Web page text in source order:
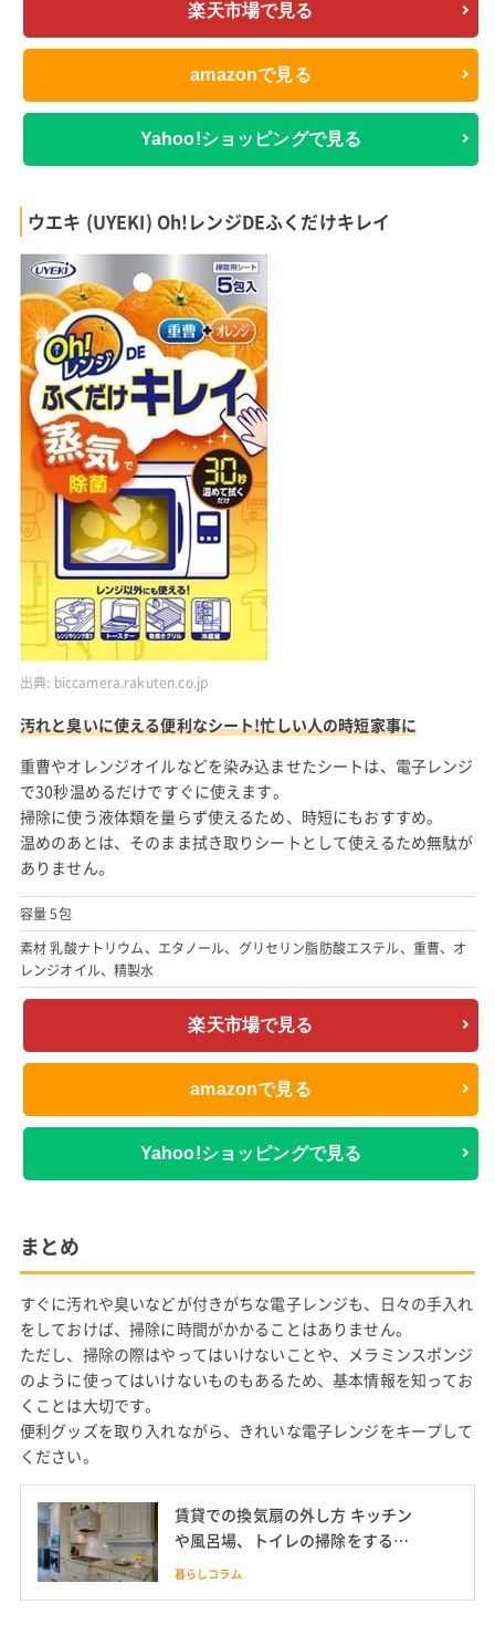
楽天市場で見る
amazonで見る
Yahoo!ショッピングで見る
ウエキ (UYEKI) Oh!レンジDEふくだけキレイ
出典: biccamera.rakuten.co.jp
汚れと臭いに使える便利なシート!忙しい人の時短家事に
重曹やオレンジオイルなどを染み込ませたシートは、電子レンジ
で30秒温めるだけですぐに使えます。
掃除に使う液体類を量らず使えるため、時短にもおすすめ。
温めのあとは、そのまま拭き取りシートとして使えるため無駄が
ありません。
容量 5包
素材 乳酸ナトリウム、エタノール、グリセリン脂肪酸エステル、重曹、オ
レンジオイル、精製水
楽天市場で見る
amazonで見る
Yahoo!ショッピングで見る
まとめ
すぐに汚れや臭いなどが付きがちな電子レンジも、日々の手入れ
をしておけば、掃除に時間がかかることはありません。
ただし、掃除の際はやってはいけないことや、メラミンスポンジ
のように使ってはいけないものもあるため、基本情報を知ってお
くことは大切です。
便利グッズを取り入れながら、きれいな電子レンジをキープして
ください。
賃貸での換気扇の外し方 キッチン
や風呂場、トイレの掃除をする時
にも役立つ方法も
暮らしコラム